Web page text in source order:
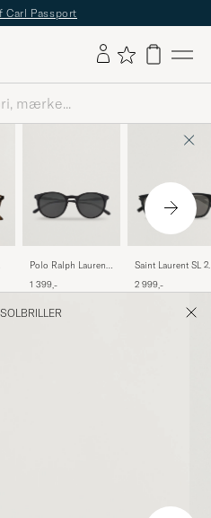
Carl Passport
Polo Ralph Lauren
Sunglasses Matte
1 399,-
Saint Laurent SL
2 999,-